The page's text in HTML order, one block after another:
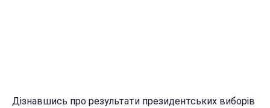
Дізнавшись про результати президентських виборів